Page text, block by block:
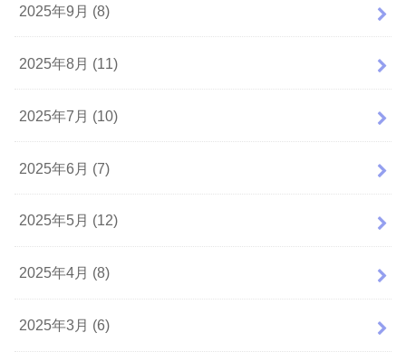
2025年9月 (8)
2025年8月 (11)
2025年7月 (10)
2025年6月 (7)
2025年5月 (12)
2025年4月 (8)
2025年3月 (6)